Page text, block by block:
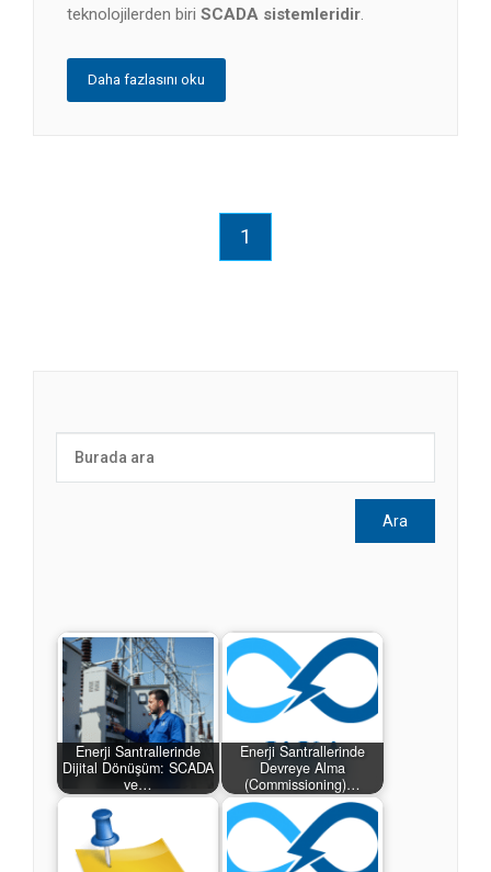
teknolojilerden biri SCADA sistemleridir.
Daha fazlasını oku
1
Enerji Santrallerinde
Dijital Dönüşüm: SCADA
ve…
Enerji Santrallerinde
Devreye Alma
(Commissioning)…